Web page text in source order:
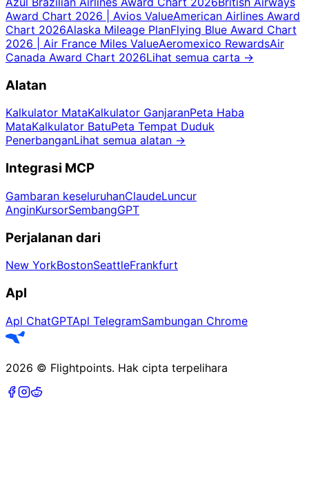
Award Chart 2026 | Avios ValueAmerican Airlines Award
Chart 2026Alaska Mileage PlanFlying Blue Award Chart
2026 | Air France Miles ValueAeromexico RewardsAir
Canada Award Chart 2026Lihat semua carta →
Alatan
Kalkulator MataKalkulator GanjaranPeta Haba
MataKalkulator BatuPeta Tempat Duduk
PenerbanganLihat semua alatan →
Integrasi MCP
Gambaran keseluruhanClaudeLuncur
AnginKursorSembangGPT
Perjalanan dari
New YorkBostonSeattleFrankfurt
Apl
Apl ChatGPTApl TelegramSambungan Chrome
2026 © Flightpoints. Hak cipta terpelihara